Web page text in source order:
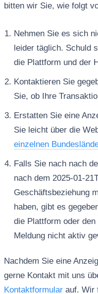
bitten wir Sie, wie folgt
Nehmen Sie es sich
leider täglich. Schuld
die Plattform und der
Kontaktieren Sie
Sie, ob Ihre
Erstatten Sie eine
Sie leicht über die
einzelnen
Falls Sie nach nach
nach dem 2025-01-
Geschäftsbeziehung
haben, gibt es
die Plattform oder
Meldung nicht aktiv
Nachdem Sie eine
gerne Kontakt mit uns
Kontaktformularauf. Wir